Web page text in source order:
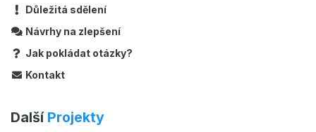
Důležitá sdělení
Návrhy na zlepšení
Jak pokládat otázky?
Kontakt
Další Projekty